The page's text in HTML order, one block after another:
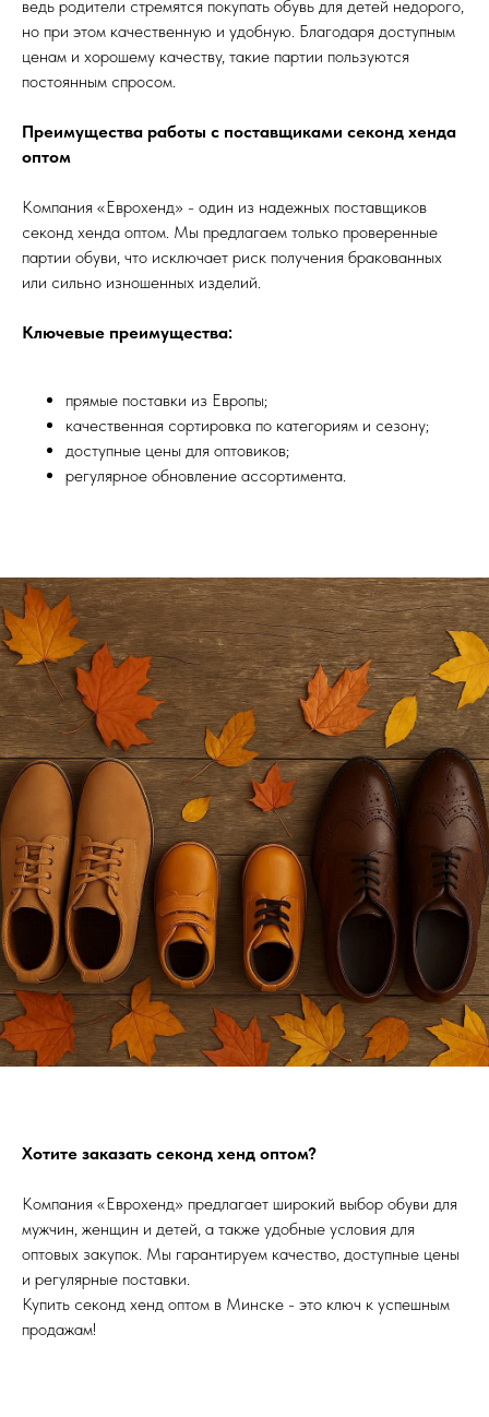
ведь родители стремятся покупать обувь для детей недорого,
но при этом качественную и удобную. Благодаря доступным
ценам и хорошему качеству, такие партии пользуются
постоянным спросом.
Преимущества работы с поставщиками секонд хенда
оптом
Компания «Еврохенд» - один из надежных поставщиков
секонд хенда оптом. Мы предлагаем только проверенные
партии обуви, что исключает риск получения бракованных
или сильно изношенных изделий.
Ключевые преимущества:
прямые поставки из Европы;
качественная сортировка по категориям и сезону;
доступные цены для оптовиков;
регулярное обновление ассортимента.
Хотите заказать секонд хенд оптом?
Компания «Еврохенд» предлагает широкий выбор обуви для
мужчин, женщин и детей, а также удобные условия для
оптовых закупок. Мы гарантируем качество, доступные цены
и регулярные поставки.
Купить секонд хенд оптом в Минске - это ключ к успешным
продажам!